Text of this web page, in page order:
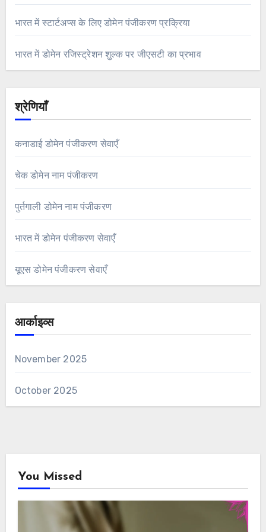
भारत में स्टार्टअप्स के लिए डोमेन पंजीकरण प्रक्रिया
भारत में डोमेन रजिस्ट्रेशन शुल्क पर जीएसटी का प्रभाव
श्रेणियाँ
कनाडाई डोमेन पंजीकरण सेवाएँ
चेक डोमेन नाम पंजीकरण
पुर्तगाली डोमेन नाम पंजीकरण
भारत में डोमेन पंजीकरण सेवाएँ
यूएस डोमेन पंजीकरण सेवाएँ
आर्काइव्स
November 2025
October 2025
You Missed